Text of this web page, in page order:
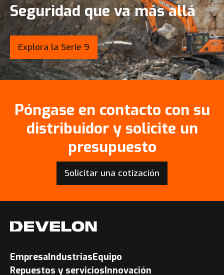
Seguridad que va más allá
Explora la Serie 9
Póngase en contacto con su
distribuidor y solicite un
presupuesto
Solicitar una cotización
EmpresaIndustriasEquipo
Repuestos y serviciosInnovación